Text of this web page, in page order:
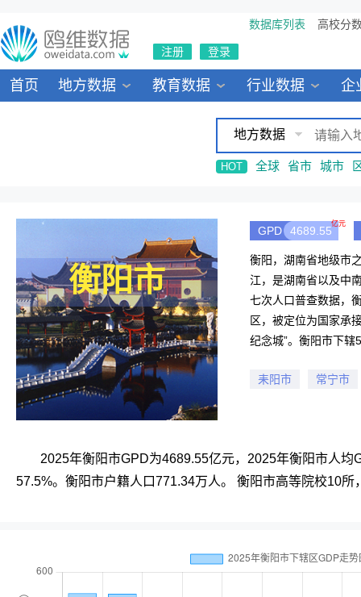
数据库列表 高校分
注册 登录
首页 地方数据 教育数据 行业数据 企
地方数据
HOT 全球 省市 城市
衡阳市
GPD 4689.55
亿元
衡阳，湖南省地级市
江，是湖南省以及中
七次人口普查数据，
区，被定位为国家承
纪念城”。衡阳市下
耒阳市
常宁市
2025年衡阳市GPD为4689.55亿元，2025年衡阳市人
57.5%。衡阳市户籍人口771.34万人。 衡阳市高等院校10